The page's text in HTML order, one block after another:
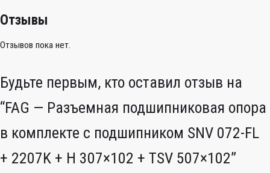
Отзывы
Отзывов пока нет.
Будьте первым, кто оставил отзыв на
“FAG — Разъемная подшипниковая опора
в комплекте с подшипником SNV 072-FL
+ 2207K + H 307×102 + TSV 507×102”